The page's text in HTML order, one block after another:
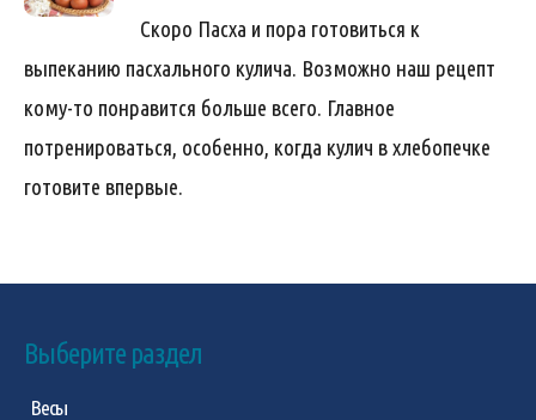
Скоро Пасха и пора готовиться к
выпеканию пасхального кулича. Возможно наш рецепт
кому-то понравится больше всего. Главное
потренироваться, особенно, когда кулич в хлебопечке
готовите впервые.
Выберите раздел
Весы